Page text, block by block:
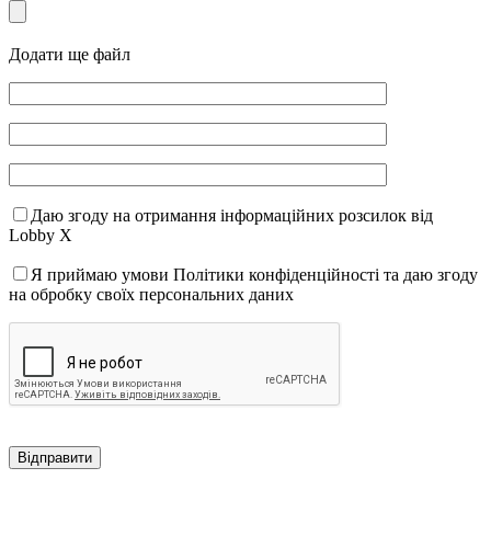
Додати ще файл
Даю згоду на отримання інформаційних розсилок від
Lobby X
Я приймаю умови Політики конфіденційності та даю згоду
на обробку своїх персональних даних